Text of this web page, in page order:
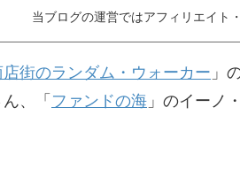
当ブログの運営ではアフィリエイト
街のランダム・ウォーカー 」
、「 ファンドの海 」のイーノ